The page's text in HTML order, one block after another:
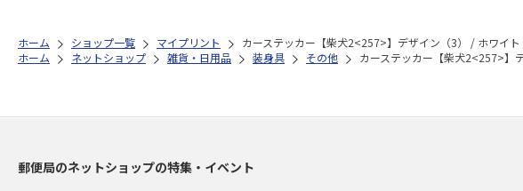
ホーム ショップ一覧 マイプリント
カーステッカー【柴犬2<257>】デザイン（3） / ホワイト
ホーム
ネットショップ 雑貨・日用品 装身具 その他 カーステッカー【柴犬2<257>】
郵便局のネットショップの特集・イベント